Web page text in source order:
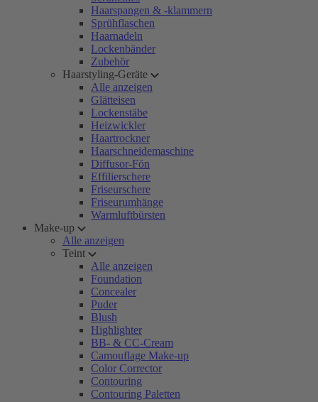
Haarspangen & -klammern
Sprühflaschen
Haarnadeln
Lockenbänder
Zubehör
Haarstyling-Geräte
Alle anzeigen
Glätteisen
Lockenstäbe
Heizwickler
Haartrockner
Haarschneidemaschine
Diffusor-Fön
Effilierschere
Friseurschere
Friseurumhänge
Warmluftbürsten
Make-up
Alle anzeigen
Teint
Alle anzeigen
Foundation
Concealer
Puder
Blush
Highlighter
BB- & CC-Cream
Camouflage Make-up
Color Corrector
Contouring
Contouring Paletten